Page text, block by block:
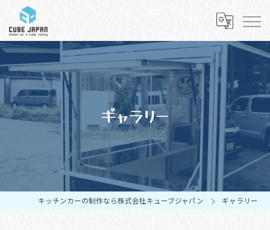
ギャラリー
キッチンカーの制作なら株式会社キューブジャパン ギャラリー